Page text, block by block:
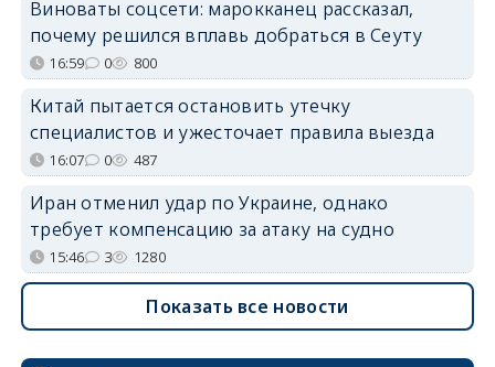
Виноваты соцсети: марокканец рассказал,
почему решился вплавь добраться в Сеуту
16:59 0 800
Китай пытается остановить утечку
специалистов и ужесточает правила выезда
16:07 0 487
Иран отменил удар по Украине, однако
требует компенсацию за атаку на судно
15:46 3 1280
Показать все новости